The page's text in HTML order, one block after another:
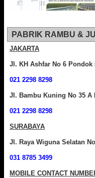
PABRIK RAMBU &
JAKARTA
Jl. KH Ashfar No 6
021 2298 8298
Jl. Bambu Kuning No 35
021 2298 8298
SURABAYA
Jl. Raya Wiguna Selatan
031 8785 3499
MOBILE CONTACT